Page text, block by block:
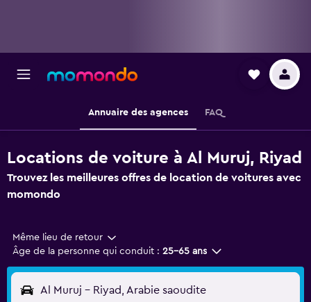
Annuaire des agences FAQ
Locations de voiture à Al Muruj, Riyad
Trouvez les meilleures offres de location de voitures avec
momondo
Même lieu de retour
Âge de la personne qui conduit : 25-65 ans
Al Muruj - Riyad, Arabie saoudite